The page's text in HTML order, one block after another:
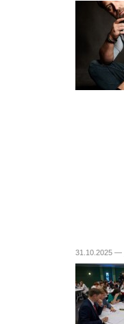
31.10.2025 —